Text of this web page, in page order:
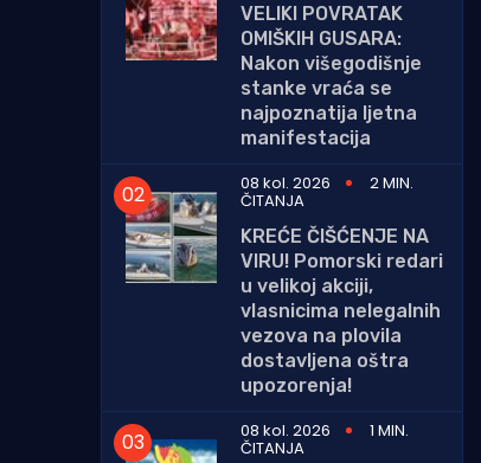
VELIKI POVRATAK
OMIŠKIH GUSARA:
Nakon višegodišnje
stanke vraća se
najpoznatija ljetna
manifestacija
08 kol. 2026
2 MIN.
ČITANJA
KREĆE ČIŠĆENJE NA
VIRU! Pomorski redari
u velikoj akciji,
vlasnicima nelegalnih
vezova na plovila
dostavljena oštra
upozorenja!
08 kol. 2026
1 MIN.
ČITANJA